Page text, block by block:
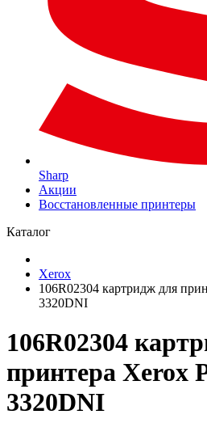
Sharp
Акции
Восстановленные принтеры
Каталог
Xerox
106R02304 картридж для
3320DNI
106R02304
принтера Xerox
3320DNI